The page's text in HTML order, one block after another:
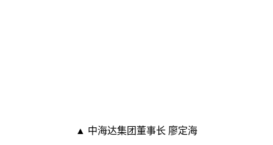
▲ 中海达集团董事长 廖定海